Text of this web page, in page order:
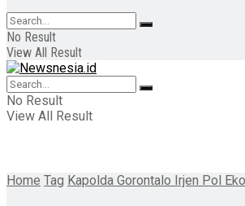
No Result
View All Result
No Result
View All Result
Home Tag Kapolda Gorontalo Irjen Pol